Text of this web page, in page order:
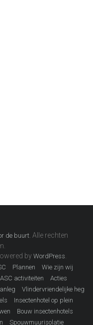
de buurt . Alle rechten
by WordPress
Plannen
Wie zijn wij
activiteiten
Acties
Vlindervriendelijke heg
Insectenhotel op plein
Bouw insectenhotels
Spouwmuurisolatie